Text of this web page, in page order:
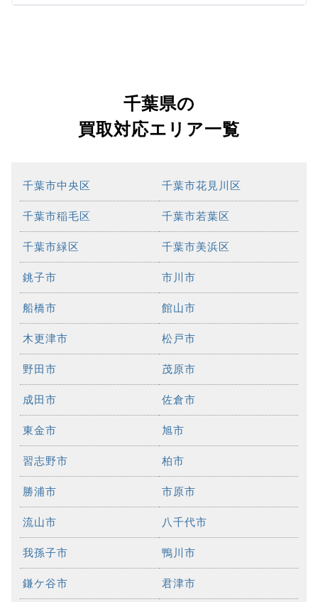
千葉県の
買取対応エリア一覧
千葉市中央区 千葉市花見川区
千葉市稲毛区 千葉市若葉区
千葉市緑区 千葉市美浜区
銚子市 市川市
船橋市 館山市
木更津市 松戸市
野田市 茂原市
成田市 佐倉市
東金市 旭市
習志野市 柏市
勝浦市 市原市
流山市 八千代市
我孫子市 鴨川市
鎌ケ谷市 君津市